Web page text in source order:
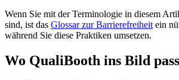
Wenn Sie mit der Terminologie in diesem
sind, ist das Glossar zur Barrierefreiheit ein
während Sie diese Praktiken umsetzen.
Wo QualiBooth ins Bild